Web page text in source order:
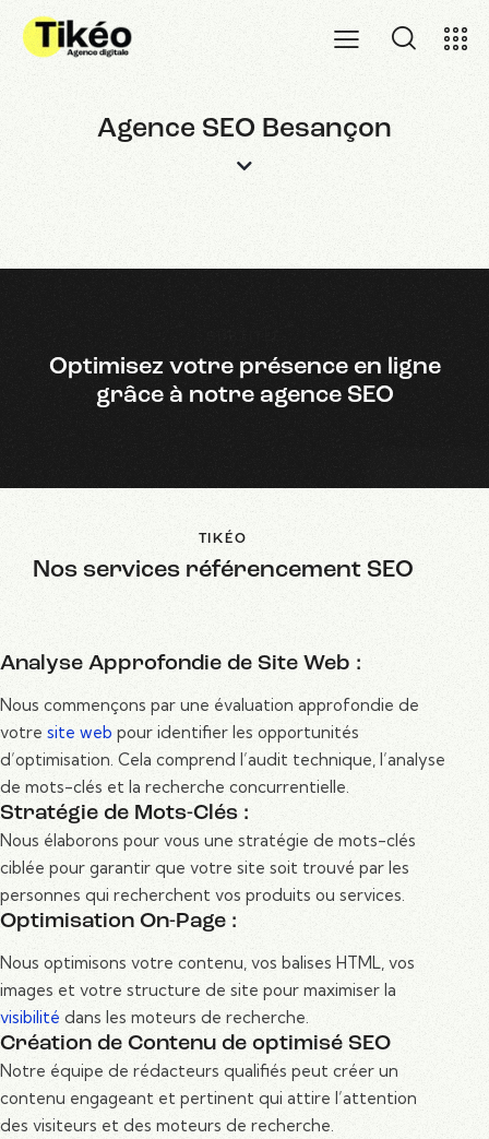
Agence SEO Besançon
Optimisez votre présence en ligne
grâce à notre agence SEO
TIKÉO
Nos services référencement SEO
Analyse Approfondie de Site Web :
Nous commençons par une évaluation approfondie de
votre site web pour identifier les opportunités
d’optimisation. Cela comprend l’audit technique, l’analyse
de mots-clés et la recherche concurrentielle.
Stratégie de Mots-Clés :
Nous élaborons pour vous une stratégie de mots-clés
ciblée pour garantir que votre site soit trouvé par les
personnes qui recherchent vos produits ou services.
Optimisation On-Page :
Nous optimisons votre contenu, vos balises HTML, vos
images et votre structure de site pour maximiser la
visibilité dans les moteurs de recherche.
Création de Contenu de optimisé SEO
Notre équipe de rédacteurs qualifiés peut créer un
contenu engageant et pertinent qui attire l’attention
des visiteurs et des moteurs de recherche.